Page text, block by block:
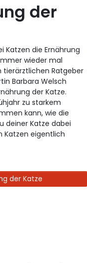
der
Katzen die Ernährung
wieder mal
tierärztlichen Ratgeber
Barbara Welsch
der Katze.
zu starkem
kann, wie die
deiner Katze dabei
Katzen eigentlich
der Katze